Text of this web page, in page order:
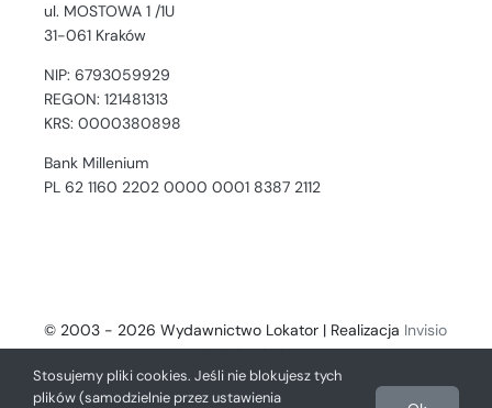
ul. MOSTOWA 1 /1U
31-061 Kraków
NIP: 6793059929
REGON: 121481313
KRS: 0000380898
Bank Millenium
PL 62 1160 2202 0000 0001 8387 2112
© 2003 - 2026 Wydawnictwo Lokator | Realizacja Invisio
- Digital Solutions
Stosujemy pliki cookies. Jeśli nie blokujesz tych
plików (samodzielnie przez ustawienia